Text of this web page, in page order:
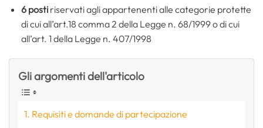
6 postiriservati agli appartenenti alle categorie protette
di cui all’art.18 comma 2 della Legge n. 68/1999 o di cui
all’art. 1 della Legge n. 407/1998
Gli argomenti dell'articolo
Requisiti e domande di partecipazione